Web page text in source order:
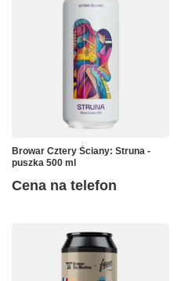
Browar Cztery Ściany: Struna -
puszka 500 ml
Cena na telefon